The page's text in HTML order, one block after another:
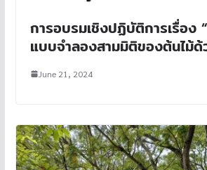
การอบรมเชิงปฏิบัติการเรื่อง
แบบจำลองสามมิติของต้นไม้ด้
June 21, 2024